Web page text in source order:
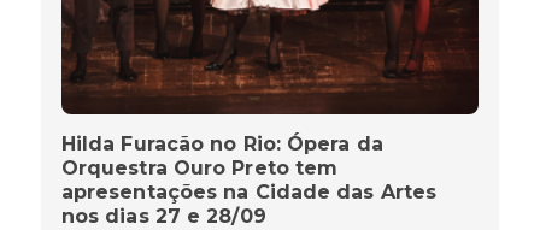
Hilda Furacão no Rio: Ópera da
Orquestra Ouro Preto tem
apresentações na Cidade das Artes
nos dias 27 e 28/09